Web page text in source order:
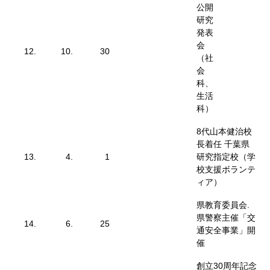
12. 10. 30
公開
研究
発表
会
（社
会
科、
生活
科）
13. 4. 1
8代山本健治校
長着任 千葉県
研究指定校（学
校支援ボランテ
ィア）
14. 6. 25
県教育委員会.
県警察主催「交
通安全事業」開
催
創立30周年記念